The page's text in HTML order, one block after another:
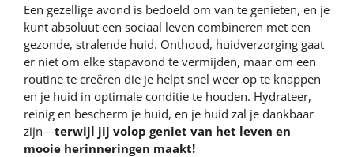
Een gezellige avond is bedoeld om van te genieten, en je
kunt absoluut een sociaal leven combineren met een
gezonde, stralende huid. Onthoud, huidverzorging gaat
er niet om elke stapavond te vermijden, maar om een
routine te creëren die je helpt snel weer op te knappen
en je huid in optimale conditie te houden. Hydrateer,
reinig en bescherm je huid, en je huid zal je dankbaar
zijn—terwijl jij volop geniet van het leven en
mooie herinneringen maakt!